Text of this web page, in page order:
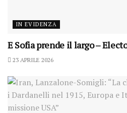
IN EVIDENZA
E Sofia prende il largo –
23 APRILE 2026